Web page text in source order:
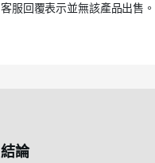
客服回覆表示並無該產品出售。
結論